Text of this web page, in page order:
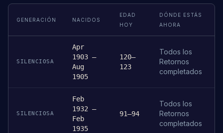
GENERACIÓN NACIDOS
EDAD
HOY
DÓNDE ESTÁS
AHORA
SILENCIOSA
Apr
1903 –
Aug
1905
120–
123
Todos los
Retornos
completados
SILENCIOSA
Feb
1932 –
Feb
1935
91–94
Todos los
Retornos
completados